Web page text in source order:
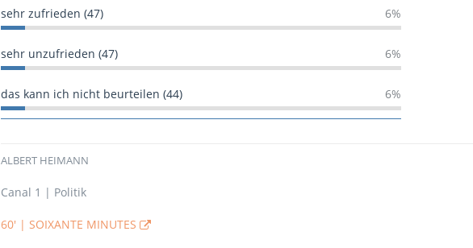
sehr zufrieden (47) 6%
sehr unzufrieden (47) 6%
das kann ich nicht beurteilen (44) 6%
ALBERT HEIMANN
Canal 1 | Politik
60' | SOIXANTE MINUTES